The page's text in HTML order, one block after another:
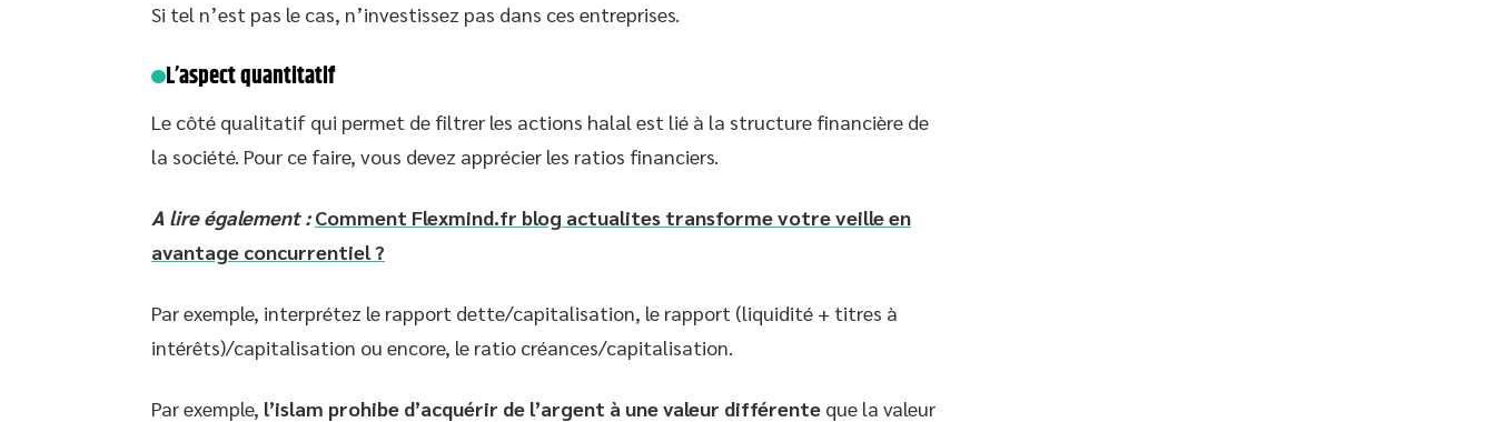
Si tel n’est pas le cas, n’investissez pas dans ces entreprises.
L’aspect quantitatif
Le côté qualitatif qui permet de filtrer les actions halal est lié à la structure financière de
la société. Pour ce faire, vous devez apprécier les ratios financiers.
A lire également : Comment Flexmind.fr blog actualites transforme votre veille en
avantage concurrentiel ?
Par exemple, interprétez le rapport dette/capitalisation, le rapport (liquidité + titres à
intérêts)/capitalisation ou encore, le ratio créances/capitalisation.
Par exemple, l’islam prohibe d’acquérir de l’argent à une valeur différente que la valeur